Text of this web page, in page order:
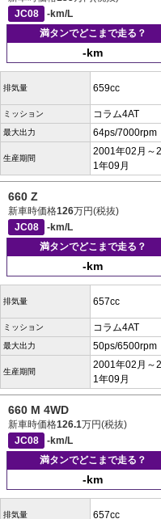
JC08
-km/L
満タンでどこまで走る？
-km
排気量 659cc
ミッション コラム4AT
最大出力 64ps/7000rpm
生産期間
2001年02月～
1年09月
660 Z
新車時価格126万円(税抜)
JC08
-km/L
満タンでどこまで走る？
-km
排気量 657cc
ミッション コラム4AT
最大出力 50ps/6500rpm
生産期間
2001年02月～
1年09月
660 M 4WD
新車時価格126.1万円(税抜)
JC08
-km/L
満タンでどこまで走る？
-km
排気量 657cc